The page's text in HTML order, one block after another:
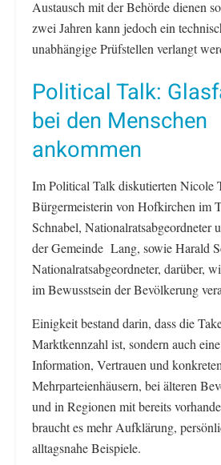
Austausch mit der Behörde dienen
zwei Jahren kann jedoch ein
unabhängige Prüfstellen verlangt
Political Talk:
bei den Menschen
ankommen
Im Political Talk diskutierten Nicole
Bürgermeisterin von Hofkirchen im
Schnabel, Nationalratsabgeordneter
der Gemeinde Lang, sowie Harald
Nationalratsabgeordneter, darüber,
im Bewusstsein der Bevölkerung
Einigkeit bestand darin, dass die
Marktkennzahl ist, sondern auch
Information, Vertrauen und
Mehrparteienhäusern, bei älteren
und in Regionen mit bereits
braucht es mehr Aufklärung,
alltagsnahe Beispiele.